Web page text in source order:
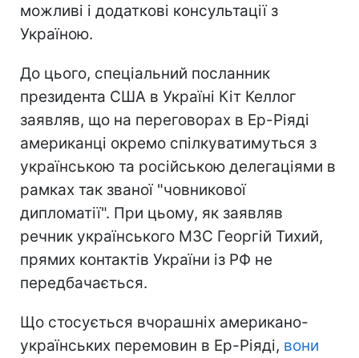
можливі і додаткові консультації з
Україною.
До цього, спеціальний посланник
президента США в Україні Кіт Келлог
заявляв, що на переговорах в Ер-Ріяді
американці окремо спілкуватимуться з
українською та російською делегаціями в
рамках так званої "човникової
дипломатії". При цьому, як заявляв
речник українського МЗС Георгій Тихий,
прямих контактів України із РФ не
передбачається.
Що стосується вчорашніх американо-
українських перемовин в Ер-Ріяді, вони